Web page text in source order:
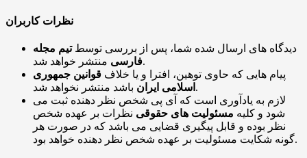
نظرات کاربران
دیدگاه های ارسال شده شما، پس از بررسی توسطتیم مجله
فارسیمنتشر خواهد شد.
پیام هایی که حاوی توهین، افترا و یا خلاف قوانین جمهوری
اسلامی ایران باشد منتشر نخواهد شد.
لازم به یادآوری است که آی پی شخص نظر دهنده ثبت می
شود و کلیه مسئولیت های حقوقی نظرات بر عهده شخص
نظر بوده و قابل پیگیری قضایی می باشد که در صورت هر
گونه شکایت مسئولیت بر عهده شخص نظر دهنده خواهد بود.